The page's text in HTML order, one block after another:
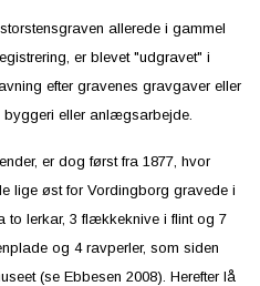
allerede i gammel
er blevet "udgravet" i
efter gravenes gravgaver eller
byggeri eller anlægsarbejde.
er dog først fra 1877, hvor
lige øst for Vordingborg gravede i
to lerkar, 3 flækkeknive i flint og 7
og 4 ravperler, som siden
(se Ebbesen 2008). Herefter lå